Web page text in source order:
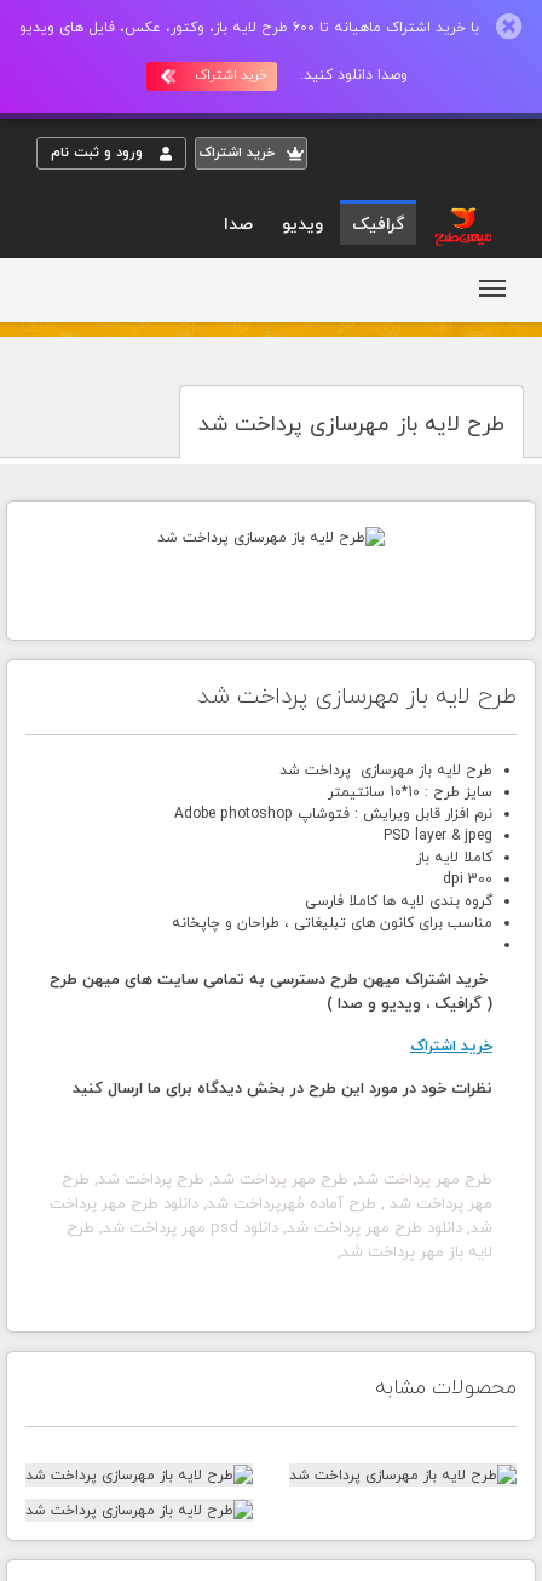
با خرید اشتراک ماهیانه تا 600 طرح لایه باز، وکتور، عکس، فایل های ویدیو
وصدا دانلود کنید. خرید اشتراک
خريد اشتراک ورود و ثبت نام
گرافیک ویدیو صدا
طرح لایه باز مهرسازی پرداخت شد
طرح لایه باز مهرسازی پرداخت شد
طرح لایه باز مهرسازی پرداخت شد
سایز طرح : 10*10 سانتیمتر
نرم افزار قابل ویرایش : فتوشاپ Adobe photoshop
PSD layer & jpeg
کاملا لایه باز
300 dpi
گروه بندی لایه ها کاملا فارسی
مناسب برای کانون های تبلیغاتی ، طراحان و چاپخانه
خرید اشتراک میهن طرح دسترسی به تمامی سایت های میهن طرح
( گرافیک ، ویدیو و صدا )
خرید اشتراک
نظرات خود در مورد این طرح در بخش دیدگاه برای ما ارسال کنید
طرح مهر پرداخت شد, طرح مهر پرداخت شد, طرح پرداخت شد, طرح
مهر پرداخت شد , طرح آماده مُهرپرداخت شد, دانلود طرح مهر پرداخت
شد, دانلود طرح مهر پرداخت شد, دانلود psd مهر پرداخت شد, طرح
لایه باز مهر پرداخت شد,
محصولات مشابه